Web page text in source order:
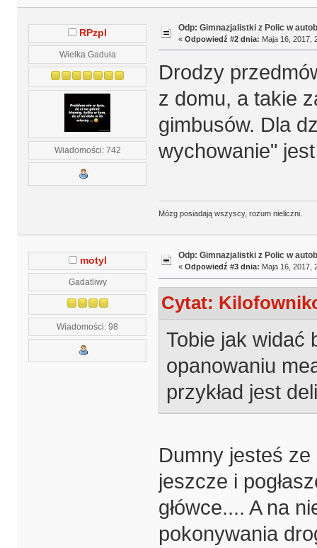
RPzpl
Wielka Gaduła
Wiadomości: 742
Odp: Gimnazjalistki z Polic w
« Odpowiedź #2 dnia: Maja 16, 2017,
Drodzy
z domu, a takie
gimbusów. Dla
wychowanie"
Mózg posiadają wszyscy, rozum nieliczni.
motyl
Gadatliwy
Wiadomości: 98
Odp: Gimnazjalistki z Polic w
« Odpowiedź #3 dnia: Maja 16, 2017,
Cytat:
Tobie jak widać
opanowaniu
przykład jest
Dumny jesteś
jeszcze i
główce.... A na
pokonywania